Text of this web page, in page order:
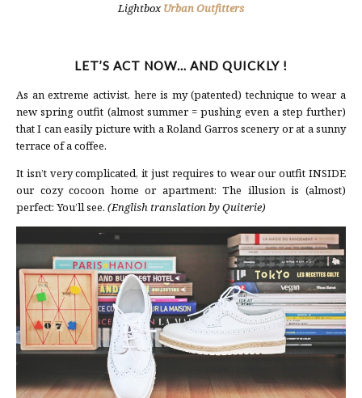
LightboxUrban Outfitters
LET’S ACT NOW… AND QUICKLY !
As an extreme activist, here is my (patented) technique to wear a
new spring outfit (almost summer = pushing even a step further)
that I can easily picture with a Roland Garros scenery or at a sunny
terrace of a coffee.
It isn’t very complicated, it just requires to wear our outfit INSIDE
our cozy cocoon home or apartment: The illusion is (almost)
perfect: You’ll see. (English translation by Quiterie)